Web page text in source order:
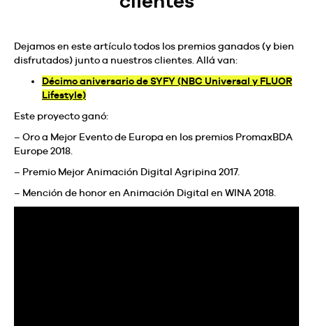
Dejamos en este artículo todos los premios ganados (y bien
disfrutados) junto a nuestros clientes. Allá van:
Décimo aniversario de SYFY (NBC Universal y FLUOR
Lifestyle)
Este proyecto ganó:
– Oro a Mejor Evento de Europa en los premios PromaxBDA
Europe 2018.
– Premio Mejor Animación Digital Agripina 2017.
– Mención de honor en Animación Digital en WINA 2018.